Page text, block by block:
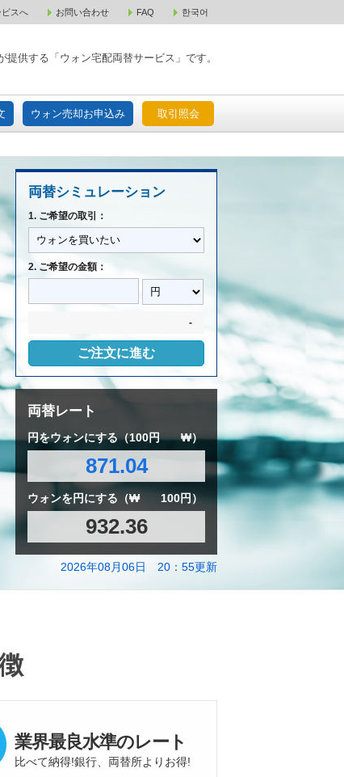
スへ お問い合わせ FAQ 한국어
提供する「ウォン宅配両替サービス」です。
ウォン売却お申込み 取引照会
ご注文 ウォン売却お申込み 取引照会
両替シミュレーション
1. ご希望の取引：
2. ご希望の金額：
-
ご注文に進む
両替レート
円をウォンにする（100円 ₩）
871.04
ウォンを円にする（₩ 100円）
932.36
2026年08月06日 20：55更新
業界最良水準のレート
比べて納得!銀行、両替所よりお得!